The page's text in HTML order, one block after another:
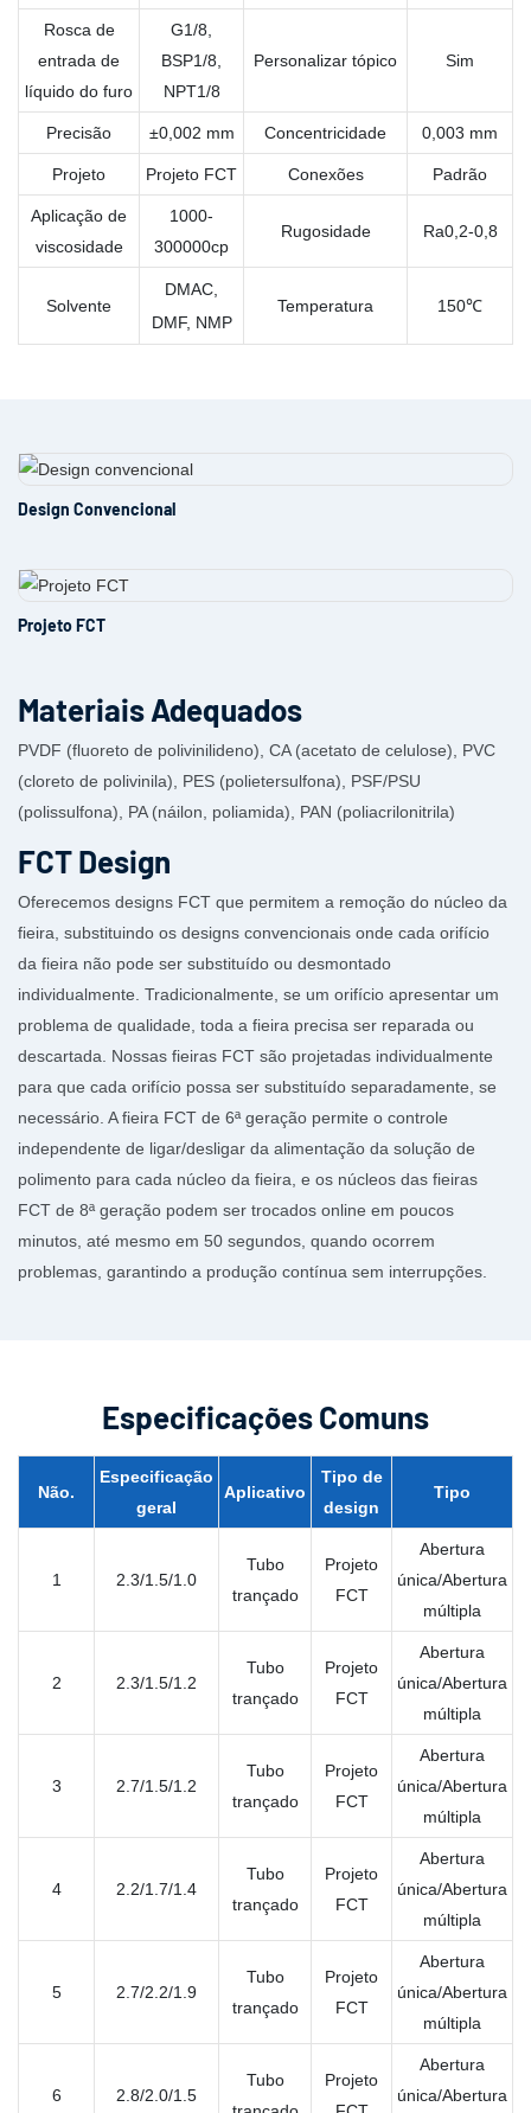
Rosca de
entrada de
líquido do furo
G1/8,
BSP1/8,
NPT1/8
Personalizar tópico Sim
Precisão ±0,002 mm Concentricidade 0,003 mm
Projeto Projeto FCT Conexões Padrão
Aplicação de
viscosidade
1000-
300000cp
Rugosidade Ra0,2-0,8
Solvente
DMAC,
DMF, NMP
Temperatura 150℃
Materiais Adequados
PVDF (fluoreto de polivinilideno), CA (acetato de celulose), PVC
(cloreto de polivinila), PES (polietersulfona), PSF/PSU
(polissulfona), PA (náilon, poliamida), PAN (poliacrilonitrila)
FCT Design
Oferecemos designs FCT que permitem a remoção do núcleo da
fieira, substituindo os designs convencionais onde cada orifício
da fieira não pode ser substituído ou desmontado
individualmente. Tradicionalmente, se um orifício apresentar um
problema de qualidade, toda a fieira precisa ser reparada ou
descartada. Nossas fieiras FCT são projetadas individualmente
para que cada orifício possa ser substituído separadamente, se
necessário. A fieira FCT de 6ª geração permite o controle
independente de ligar/desligar da alimentação da solução de
polimento para cada núcleo da fieira, e os núcleos das fieiras
FCT de 8ª geração podem ser trocados online em poucos
minutos, até mesmo em 50 segundos, quando ocorrem
problemas, garantindo a produção contínua sem interrupções.
Design Convencional
Projeto FCT
Especificações Comuns
Não.
Especificação
geral
Aplicativo
Tipo de
design
Tipo
1 2.3/1.5/1.0
Tubo
trançado
Projeto
FCT
Abertura
única/Abertura
múltipla
2 2.3/1.5/1.2
Tubo
trançado
Projeto
FCT
Abertura
única/Abertura
múltipla
3 2.7/1.5/1.2
Tubo
trançado
Projeto
FCT
Abertura
única/Abertura
múltipla
4 2.2/1.7/1.4
Tubo
trançado
Projeto
FCT
Abertura
única/Abertura
múltipla
5 2.7/2.2/1.9
Tubo
trançado
Projeto
FCT
Abertura
única/Abertura
múltipla
6 2.8/2.0/1.5
Tubo
Projeto
Abertura
única/Abertura